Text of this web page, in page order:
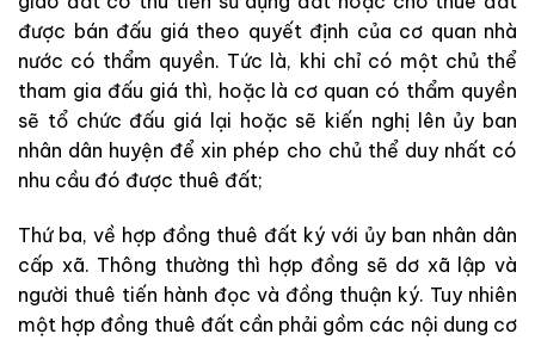
được bán đấu giá theo quyết định của cơ quan nhà
nước có thẩm quyền. Tức là, khi chỉ có một chủ thể
tham gia đấu giá thì, hoặc là cơ quan có thẩm quyền
sẽ tổ chức đấu giá lại hoặc sẽ kiến nghị lên ủy ban
nhân dân huyện để xin phép cho chủ thể duy nhất có
nhu cầu đó được thuê đất;
Thứ ba, về hợp đồng thuê đất ký với ủy ban nhân dân
cấp xã. Thông thường thì hợp đồng sẽ dơ xã lập và
người thuê tiến hành đọc và đồng thuận ký. Tuy nhiên
một hợp đồng thuê đất cần phải gồm các nội dung cơ